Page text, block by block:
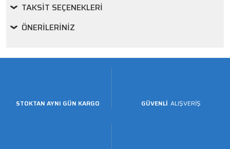
TAKSIT SEÇENEKLERI
ÖNERILERINIZ
STOKTAN AYNI GÜN KARGO GÜVENLİ ALIŞVERİŞ